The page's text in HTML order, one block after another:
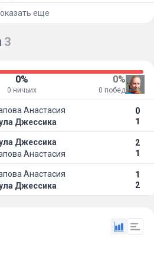
еще
3
0%
0 ничьих
0%
0 побед
Анастасия
0
1
Джессика
Джессика
2
1
Анастасия
Анастасия
1
2
Джессика